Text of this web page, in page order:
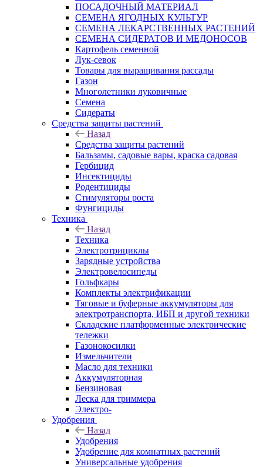
ПОСАДОЧНЫЙ МАТЕРИАЛ
СЕМЕНА ЯГОДНЫХ КУЛЬТУР
СЕМЕНА ЛЕКАРСТВЕННЫХ РАСТЕНИЙ
СЕМЕНА СИДЕРАТОВ И МЕДОНОСОВ
Картофель семенной
Лук-севок
Товары для выращивания рассады
Газон
Многолетники луковичные
Семена
Сидераты
Средства защиты растений
Назад
Средства защиты растений
Бальзамы, садовые вары, краска садовая
Гербицид
Инсектициды
Родентициды
Стимуляторы роста
Фунгициды
Техника
Назад
Техника
Электротрициклы
Зарядные устройства
Электровелосипеды
Гольфкары
Комплекты электрификации
Тяговые и буферные аккумуляторы для
электротранспорта, ИБП и другой техники
Складские платформенные электрические
тележки
Газонокосилки
Измельчители
Масло для техники
Аккумуляторная
Бензиновая
Леска для триммера
Электро-
Удобрения
Назад
Удобрения
Удобрение для комнатных растений
Универсальные удобрения